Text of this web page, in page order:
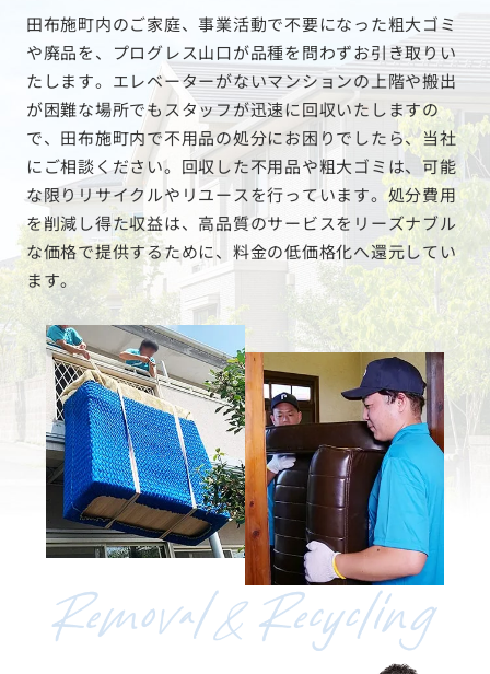
田布施町内のご家庭、事業活動で不要になった粗大ゴミ
や廃品を、プログレス山口が品種を問わずお引き取りい
たします。エレベーターがないマンションの上階や搬出
が困難な場所でもスタッフが迅速に回収いたしますの
で、田布施町内で不用品の処分にお困りでしたら、当社
にご相談ください。回収した不用品や粗大ゴミは、可能
な限りリサイクルやリユースを行っています。処分費用
を削減し得た収益は、高品質のサービスをリーズナブル
な価格で提供するために、料金の低価格化へ還元してい
ます。